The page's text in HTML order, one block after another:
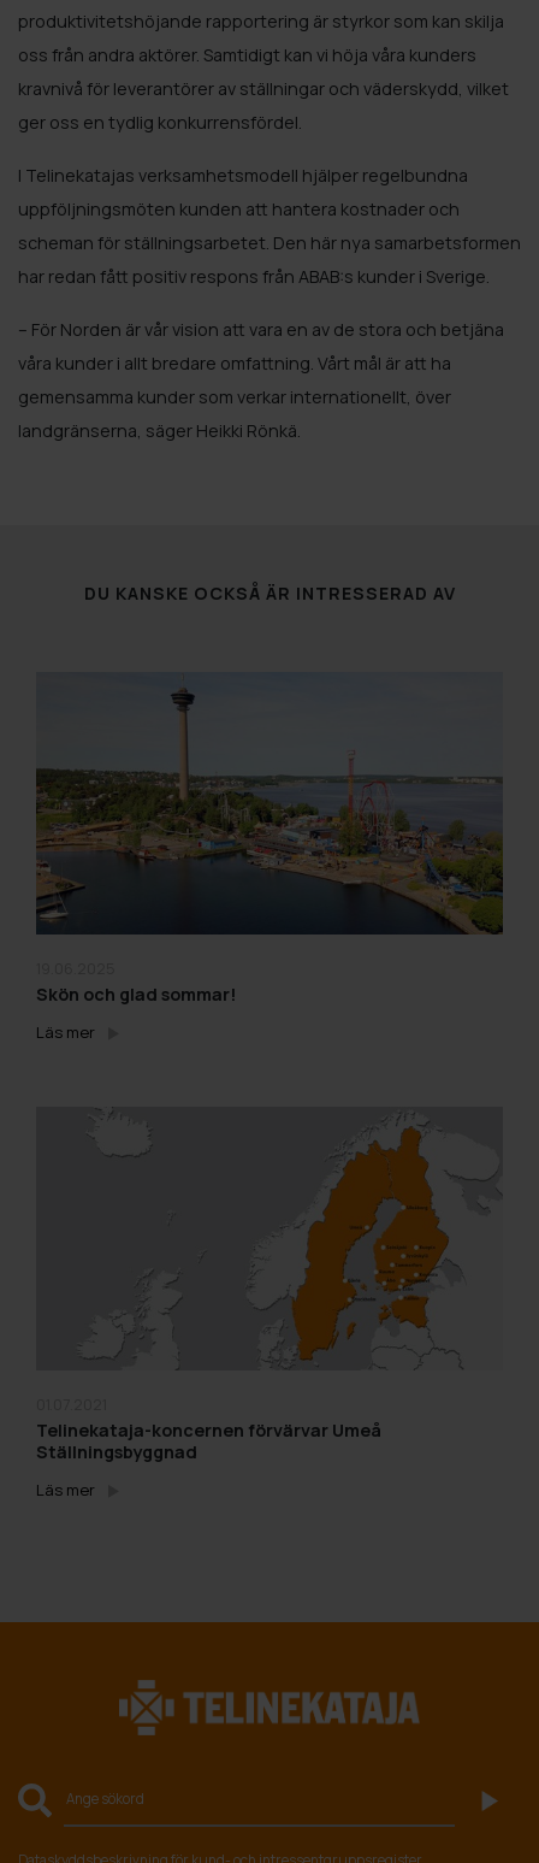
produktivitetshöjande rapportering är styrkor som kan skilja
oss från andra aktörer. Samtidigt kan vi höja våra kunders
kravnivå för leverantörer av ställningar och väderskydd, vilket
ger oss en tydlig konkurrensfördel.
I Telinekatajas verksamhetsmodell hjälper regelbundna
uppföljningsmöten kunden att hantera kostnader och
scheman för ställningsarbetet. Den här nya samarbetsformen
har redan fått positiv respons från ABAB:s kunder i Sverige.
– För Norden är vår vision att vara en av de stora och betjäna
våra kunder i allt bredare omfattning. Vårt mål är att ha
gemensamma kunder som verkar internationellt, över
landgränserna, säger Heikki Rönkä.
DU KANSKE OCKSÅ ÄR INTRESSERAD AV
Skön och glad sommar!
Läs mer
Telinekataja-koncernen förvärvar Umeå
Ställningsbyggnad
Läs mer